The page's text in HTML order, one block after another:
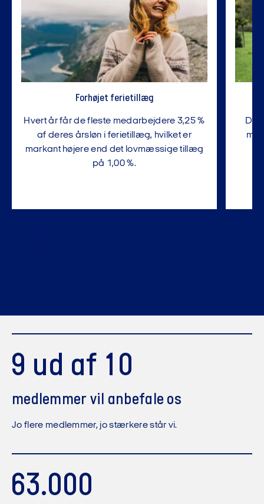
Forhøjet ferietillæg
Hvert år får de fleste medarbejdere 3,25 %
af deres årsløn i ferietillæg, hvilket er
markant højere end det lovmæssige tillæg
på 1,00 %.
Du
9 ud af 10
medlemmer vil anbefale os
Jo flere medlemmer, jo stærkere står vi.
63.000